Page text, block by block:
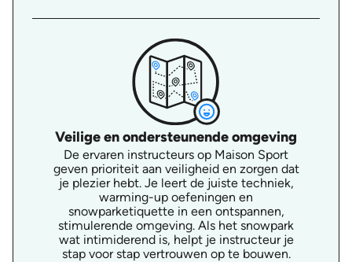
Veilige en ondersteunende omgeving
De ervaren instructeurs op Maison Sport
geven prioriteit aan veiligheid en zorgen dat
je plezier hebt. Je leert de juiste techniek,
warming-up oefeningen en
snowparketiquette in een ontspannen,
stimulerende omgeving. Als het snowpark
wat intimiderend is, helpt je instructeur je
stap voor stap vertrouwen op te bouwen.